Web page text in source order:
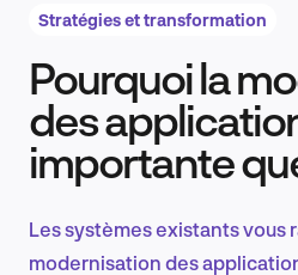
Recherche et
Stratégies et transformation
Pourquoi la
des
importante
Les systèmes existants vous
modernisation des